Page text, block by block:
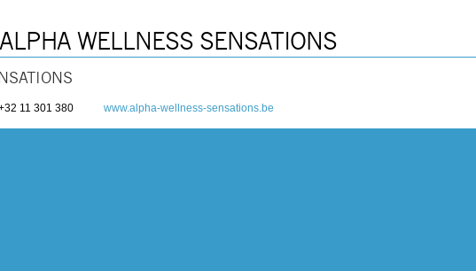
WELLNESS SENSATIONS
11 301 380 www.alpha-wellness-sensations.be